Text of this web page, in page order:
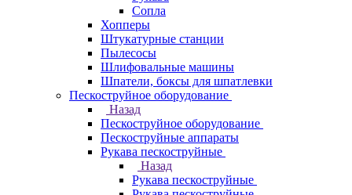
Сопла
Хопперы
Штукатурные станции
Пылесосы
Шлифовальные машины
Шпатели, боксы для шпатлевки
Пескоструйное оборудование
Назад
Пескоструйное оборудование
Пескоструйные аппараты
Рукава пескоструйные
Назад
Рукава пескоструйные